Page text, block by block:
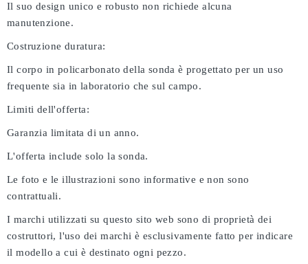
Il suo design unico e robusto non richiede alcuna
manutenzione.
Costruzione duratura:
Il corpo in policarbonato della sonda è progettato per un uso
frequente sia in laboratorio che sul campo.
Limiti dell'offerta:
Garanzia limitata di un anno.
L'offerta include solo la sonda.
Le foto e le illustrazioni sono informative e non sono
contrattuali.
I marchi utilizzati su questo sito web sono di proprietà dei
costruttori, l'uso dei marchi è esclusivamente fatto per indicare
il modello a cui è destinato ogni pezzo.